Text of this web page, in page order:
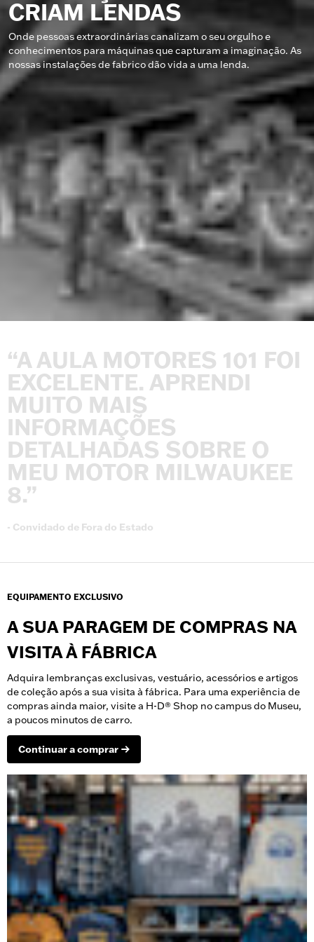
CRIAM LENDAS
Onde pessoas extraordinárias canalizam o seu orgulho e
conhecimentos para máquinas que capturam a imaginação. As
nossas instalações de fabrico dão vida a uma lenda.
“AAULA MOTORES 101 FOI
EXCELENTE. APRENDI
MUITO MAIS
INFORMAÇÕES
DETALHADAS SOBRE O
MEU MOTOR MILWAUKEE
8.”
- Convidado de Fora do Estado
EQUIPAMENTO EXCLUSIVO
A SUA PARAGEM DE COMPRAS NA
VISITA À FÁBRICA
Adquira lembranças exclusivas, vestuário, acessórios e artigos
de coleção após a sua visita à fábrica. Para uma experiência de
compras ainda maior, visite a H-D® Shop no campus do Museu,
a poucos minutos de carro.
Continuar a comprar